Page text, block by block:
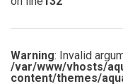
Warning: Invalid
/var/www/vhosts/
content/themes/